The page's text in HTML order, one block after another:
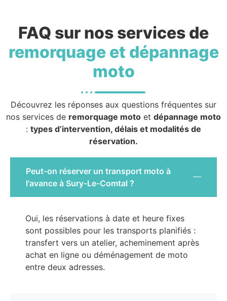
FAQ sur nos services de
remorquage et dépannage
moto
Découvrez les réponses aux questions fréquentes sur
nos services de remorquage moto et dépannage moto
: types d’intervention, délais et modalités de
réservation.
Peut-on réserver un transport moto à
l'avance à Sury-Le-Comtal ?
Oui, les réservations à date et heure fixes
sont possibles pour les transports planifiés :
transfert vers un atelier, acheminement après
achat en ligne ou déménagement de moto
entre deux adresses.